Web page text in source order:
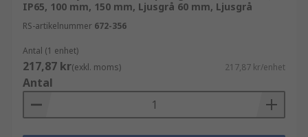
IP65, 100 mm, 150 mm, Ljusgrå 60 mm, Ljusgrå
RS-artikelnummer 672-356
Antal (1 enhet)
217,87 kr(exkl. moms) 217,87 kr/enhet
Antal